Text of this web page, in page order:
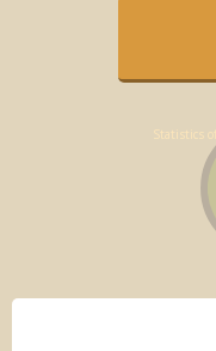
Statistics